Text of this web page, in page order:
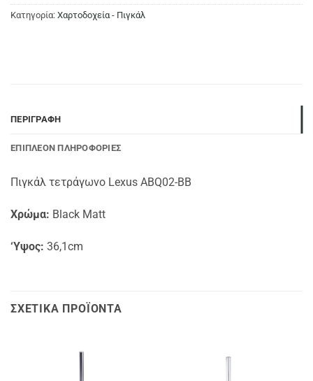
Κατηγορία: Χαρτοδοχεία - Πιγκάλ
ΠΕΡΙΓΡΑΦΉ
ΕΠΙΠΛΈΟΝ ΠΛΗΡΟΦΟΡΊΕΣ
Πιγκάλ τετράγωνο Lexus ABQ02-BB
Χρώμα: Black Matt
‘Υψος: 36,1cm
ΣΧΕΤΙΚΆ ΠΡΟΪΌΝΤΑ